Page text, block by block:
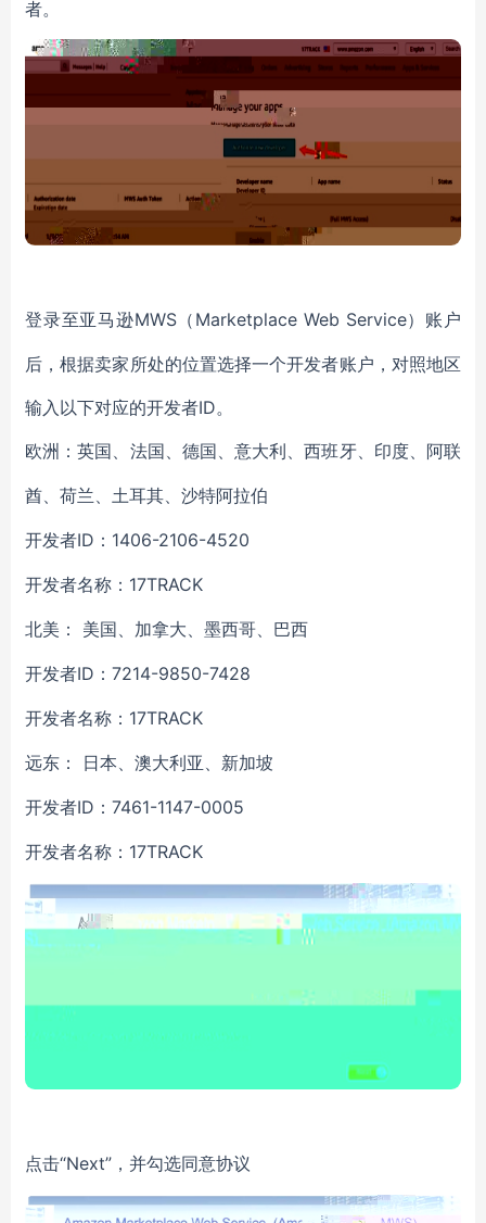
者。
登录至亚马逊MWS（Marketplace Web Service）账户
后，根据卖家所处的位置选择一个开发者账户，对照地区
输入以下对应的开发者ID。
欧洲：英国、法国、德国、意大利、西班牙、印度、阿联
酋、荷兰、土耳其、沙特阿拉伯
开发者ID：1406-2106-4520
开发者名称： 17TRACK
北美： 美国、加拿大、墨西哥、巴西
开发者ID：7214-9850-7428
开发者名称： 17TRACK
远东： 日本、澳大利亚、新加坡
开发者ID：7461-1147-0005
开发者名称： 17TRACK
点击“Next”，并勾选同意协议